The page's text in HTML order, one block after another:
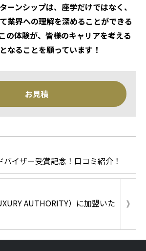
ーンシップは、座学だけではなく、
業界への理解を深めることができる
の体験が、皆様のキャリアを考える
なることを願っています！
お見積
バイザー受賞記念！口コミ紹介！
AUTHORITY）に加盟いた